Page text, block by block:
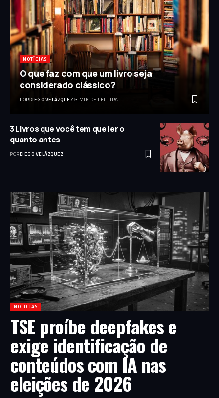
NOTÍCIAS
O que faz com que um livro seja
considerado clássico?
PORDIEGO VELÁZQUEZ 3 MIN DE LEITURA
3 Livros que você tem que ler o
quanto antes
PORDIEGO VELÁZQUEZ
NOTÍCIAS
TSE proíbe deepfakes e
exige identificação de
conteúdos com IA nas
eleições de 2026